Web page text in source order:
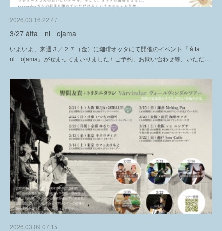
2026.03.16 22:47
3/27 åtta ni ojama
いよいよ、来週３／２７（金）に珈琲オッタにて開催のイベント『 åtta
ni ojama』がせまってまいりました！ご予約、お問い合わせ等、いただ…
2026.03.09 07:15